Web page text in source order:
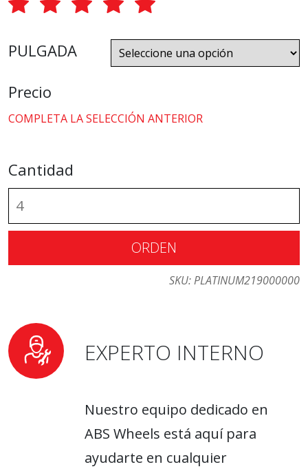
PULGADA
Precio
COMPLETA LA SELECCIÓN ANTERIOR
Cantidad
ORDEN
SKU:PLATINUM219000000
EXPERTO INTERNO
Nuestro equipo dedicado en
ABS Wheels está aquí para
ayudarte en cualquier